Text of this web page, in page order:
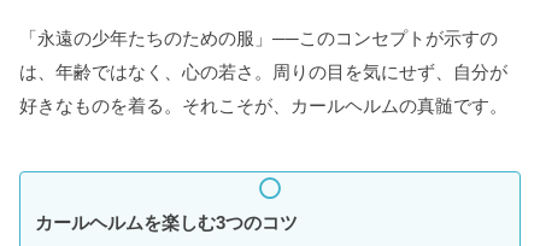
「永遠の少年たちのための服」──このコンセプトが示すの
は、年齢ではなく、心の若さ。周りの目を気にせず、自分が
好きなものを着る。それこそが、カールヘルムの真髄です。
カールヘルムを楽しむ3つのコツ